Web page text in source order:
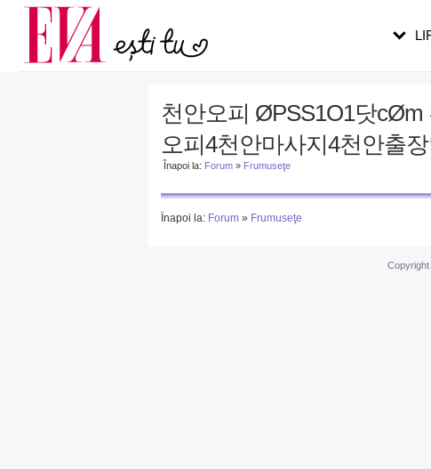
Carieră
Actualitate
천안오피 ØPSS1O1닷
오피4천안마사지4천안출
Înapoi la: Forum » Frumuseţe
Înapoi la: Forum » Frumuseţe
Copyright